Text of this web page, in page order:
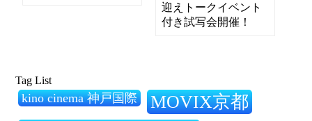
迎えトークイベント
付き試写会開催！
Tag List
kino cinema 神戸国際 MOVIX京都